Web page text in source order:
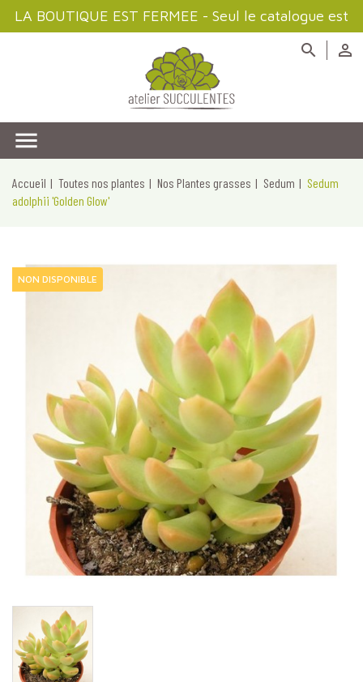
LA BOUTIQUE EST FERMEE - Seul le catalogue est
disponible à la consultation



Accueil Toutes nos plantes Nos Plantes grasses Sedum
Sedum
adolphii 'Golden Glow'
NON DISPONIBLE